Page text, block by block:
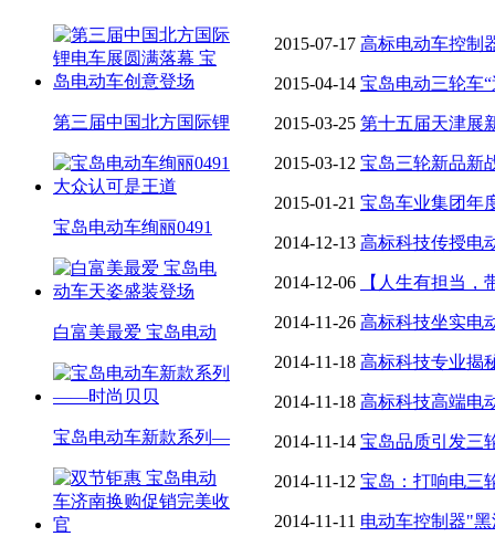
第三届中国北方国际锂
宝岛电动车绚丽0491
白富美最爱 宝岛电动
宝岛电动车新款系列―
2015-07-17 高标电动车控制
2015-04-14 宝岛电动三轮车
2015-03-25 第十五届天津展
2015-03-12 宝岛三轮新品新
2015-01-21 宝岛车业集团年
2014-12-13 高标科技传授电
2014-12-06 【人生有担当
火，这个冬天不太冷——河
2014-11-26 高标科技坐实电
2014-11-18 高标科技专业揭
2014-11-18 高标科技高端电
2014-11-14 宝岛品质引发三
2014-11-12 宝岛：打响电三
2014-11-11 电动车控制器"